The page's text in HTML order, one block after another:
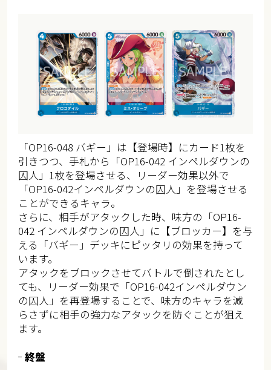
「OP16-048 バギー」は【登場時】にカード1枚を
引きつつ、手札から「OP16-042 インペルダウンの
囚人」1枚を登場させる、リーダー効果以外で
「OP16-042インペルダウンの囚人」を登場させる
ことができるキャラ。
さらに、相手がアタックした時、味方の「OP16-
042 インペルダウンの囚人」に【ブロッカー】を与
える「バギー」デッキにピッタリの効果を持って
います。
アタックをブロックさせてバトルで倒されたとし
ても、リーダー効果で「OP16-042インペルダウン
の囚人」を再登場することで、味方のキャラを減
らさずに相手の強力なアタックを防ぐことが狙え
ます。
終盤